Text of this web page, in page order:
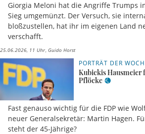
Giorgia Meloni hat die Angriffe Trumps
Sieg umgemünzt. Der Versuch, sie
bloßzustellen, hat ihr im eigenen Land
verschafft.
25.06.2026, 11 Uhr Guido Horst
PORTRÄT DER
Kubickis
Pflöcke
Fast genauso wichtig für die FDP wie
neuer Generalsekretär: Martin Hagen.
steht der 45-Jährige?